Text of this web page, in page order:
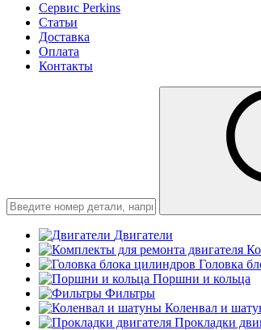
Сервис Perkins
Статьи
Доставка
Оплата
Контакты
Двигатели
Головка
Поршни и кольца
Фильтры
Коленвал и
Прокладки